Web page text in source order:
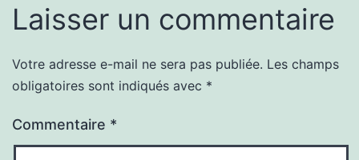
Laisser un commentaire
Votre adresse e-mail ne sera pas publiée. Les champs
obligatoires sont indiqués avec *
Commentaire *